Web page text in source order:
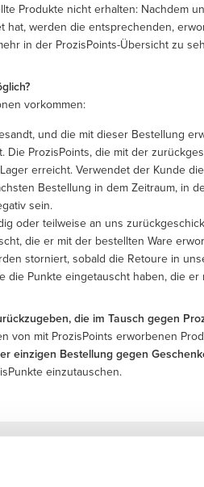
Produkte nicht erhalten: Nachdem
werden die entsprechenden,
in der ProzisPoints-Übersicht zu
vorkommen:
und die mit dieser Bestellung
Die ProzisPoints, die mit der
erreicht. Verwendet der Kunde
Bestellung in dem Zeitraum, in
sein.
oder teilweise an uns
die er mit der bestellten Ware
storniert, sobald die Retoure in
die Punkte eingetauscht haben, die
die im Tausch gegen
von mit ProzisPoints erworbenen
einzigen Bestellung gegen
einzutauschen.
Mail direkt in dein